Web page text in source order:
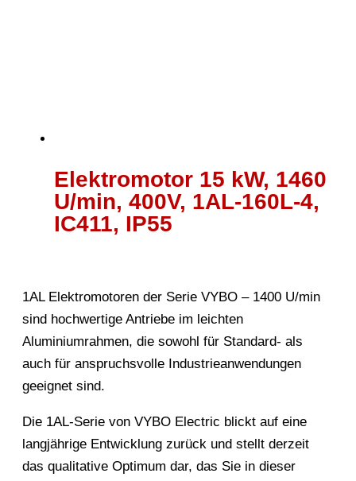
Elektromotor 15 kW, 1460
U/min, 400V, 1AL-160L-4,
IC411, IP55
1AL Elektromotoren der Serie VYBO – 1400 U/min
sind hochwertige Antriebe im leichten
Aluminiumrahmen, die sowohl für Standard- als
auch für anspruchsvolle Industrieanwendungen
geeignet sind.
Die 1AL-Serie von VYBO Electric blickt auf eine
langjährige Entwicklung zurück und stellt derzeit
das qualitative Optimum dar, das Sie in dieser